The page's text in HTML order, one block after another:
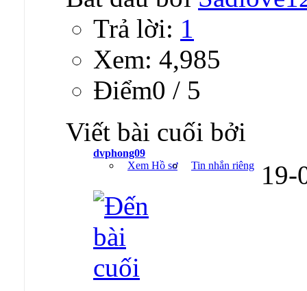
Trả lời: 1
Xem: 4,985
Ðiểm0 / 5
Viết bài cuối bởi
dvphong09
Xem Hồ sơ
Tin nhắn riêng